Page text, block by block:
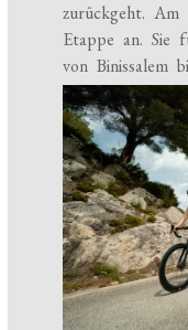
zurückgeht.
Etappe an. Sie
von Binissalem